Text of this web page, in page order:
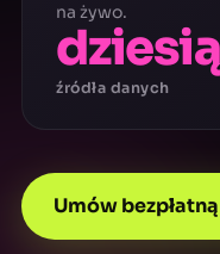
na żywo.
źródła danych
Umów